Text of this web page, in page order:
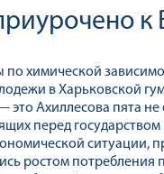
к
по химической
в Харьковской
Ахиллесова пята
перед
ситуации,
ростом